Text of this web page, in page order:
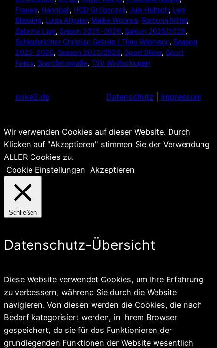
Frauen, Handball, HCD Gröbenzell, Jule Hultsch, Leni
Blessing, Luisa Allgaier, Maike Wohnus, Ramona Nittel
Sabrina Lipp, Saison 2025-2026, Saison 2025/2026
Schiedsrichter Christian Gebele / Timo Widmann, Season
2025-2026, Season 2025/2026, Sport Bilder, Sport
Fotos, Sportfotografie, TSV Wolfschlugen
soke2.de Datenschutz Impressum
Wir verwenden Cookies auf dieser Website. Durch
Klicken auf "Akzeptieren" stimmen Sie der Verwendung
ALLER Cookies zu.
Cookie Einstellungen Akzeptieren
Schließen
Datenschutz-Übersicht
Diese Website verwendet Cookies, um Ihre Erfahrung
zu verbessern, während Sie durch die Website
navigieren. Von diesen werden die Cookies, die nach
Bedarf kategorisiert werden, in Ihrem Browser
gespeichert, da sie für das Funktionieren der
grundlegenden Funktionen der Website wesentlich